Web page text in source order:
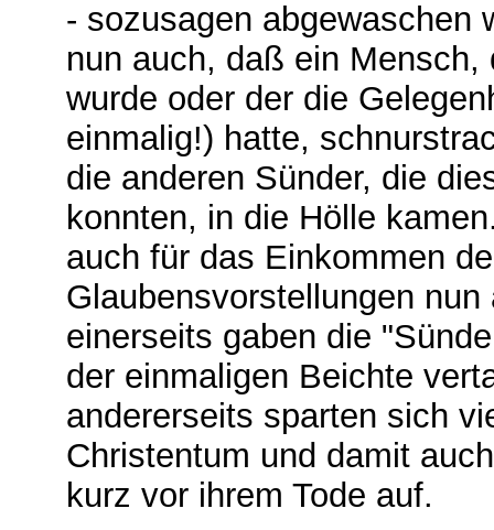
- sozusagen abgewaschen
nun auch, daß ein
wurde oder der die
einmalig!) hatte,
die anderen Sünder, die
konnten, in die Hölle
auch für das Einkommen
Glaubensvorstellungen
einerseits gaben die
der einmaligen Beichte
andererseits sparten sich
Christentum und damit
kurz vor ihrem Tode auf.